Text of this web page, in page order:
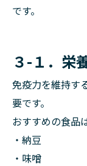
です。
３-１．栄
免疫力を維持す
要です。
おすすめの食品
・納豆
・味噌